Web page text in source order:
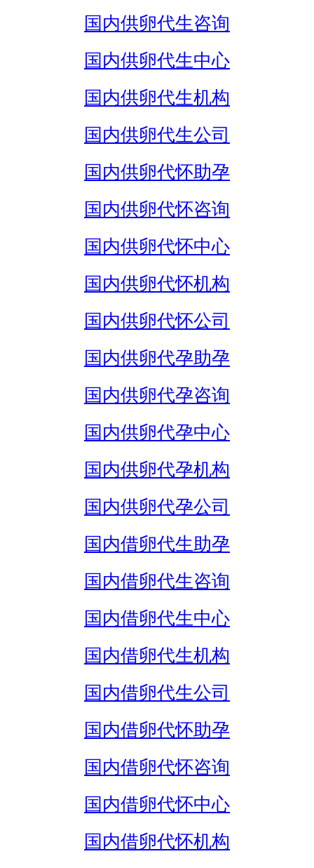
国内供卵代生咨询
国内供卵代生中心
国内供卵代生机构
国内供卵代生公司
国内供卵代怀助孕
国内供卵代怀咨询
国内供卵代怀中心
国内供卵代怀机构
国内供卵代怀公司
国内供卵代孕助孕
国内供卵代孕咨询
国内供卵代孕中心
国内供卵代孕机构
国内供卵代孕公司
国内借卵代生助孕
国内借卵代生咨询
国内借卵代生中心
国内借卵代生机构
国内借卵代生公司
国内借卵代怀助孕
国内借卵代怀咨询
国内借卵代怀中心
国内借卵代怀机构